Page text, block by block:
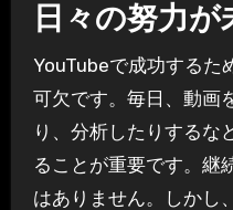
日々の努力が
YouTubeで成功するた
可欠です。毎日、動画
り、分析したりするな
ることが重要です。継
はありません。しかし